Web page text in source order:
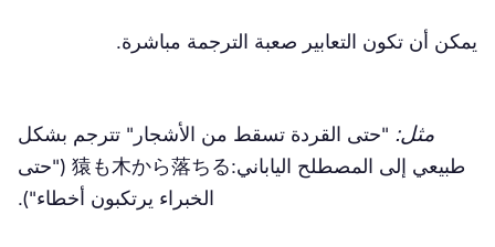
يمكن أن تكون التعابير صعبة الترجمة مباشرة.
مثل: "حتى القردة تسقط من الأشجار" تترجم بشكل
طبيعي إلى المصطلح الياباني:猿も木から落ちる ("حتى
الخبراء يرتكبون أخطاء").